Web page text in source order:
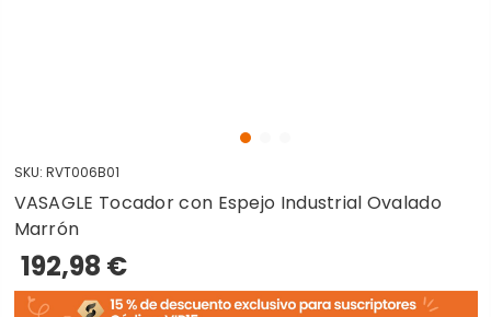
SKU: RVT006B01
VASAGLE Tocador con Espejo Industrial Ovalado
Marrón
192,98 €